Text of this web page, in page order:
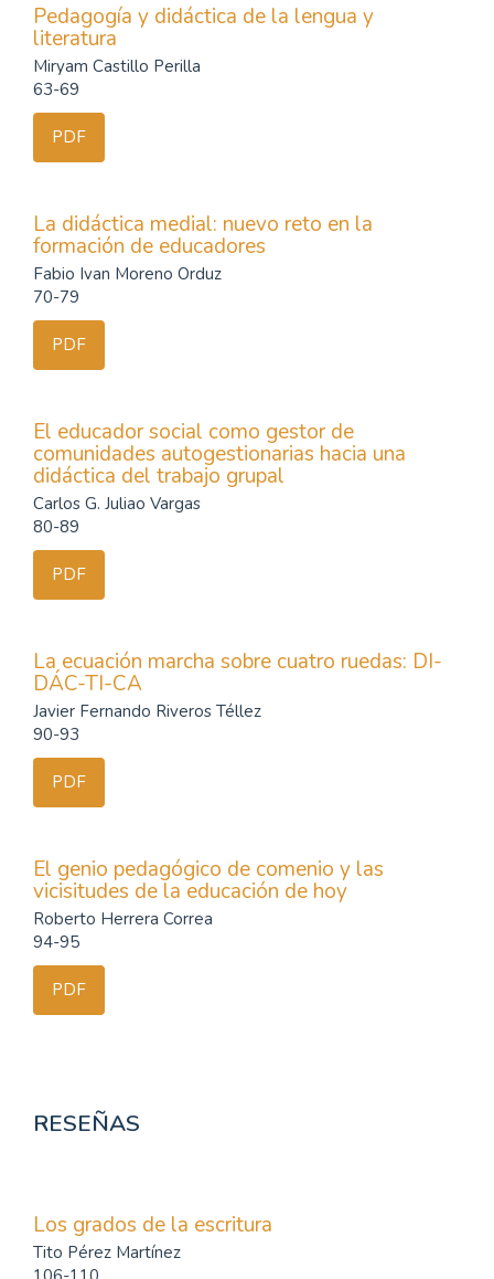
Pedagogía y didáctica de la lengua y
literatura
Miryam Castillo Perilla
63-69
PDF
La didáctica medial: nuevo reto en la
formación de educadores
Fabio Ivan Moreno Orduz
70-79
PDF
El educador social como gestor de
comunidades autogestionarias hacia una
didáctica del trabajo grupal
Carlos G. Juliao Vargas
80-89
PDF
La ecuación marcha sobre cuatro ruedas: DI-
DÁC-TI-CA
Javier Fernando Riveros Téllez
90-93
PDF
El genio pedagógico de comenio y las
vicisitudes de la educación de hoy
Roberto Herrera Correa
94-95
PDF
RESEÑAS
Los grados de la escritura
Tito Pérez Martínez